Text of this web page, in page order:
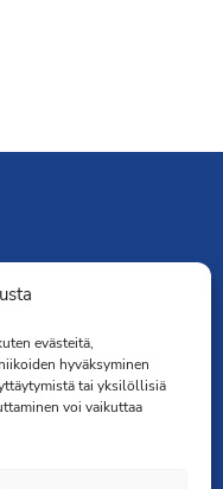
evästeitä,
hyväksyminen
tai yksilöllisiä
voi vaikuttaa